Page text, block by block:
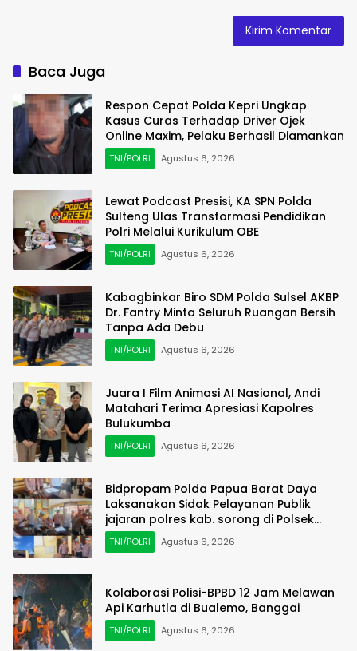
Baca Juga
Respon Cepat Polda Kepri Ungkap
Kasus Curas Terhadap Driver Ojek
Online Maxim, Pelaku Berhasil Diamankan
TNI/POLRI Agustus 6, 2026
Lewat Podcast Presisi, KA SPN Polda
Sulteng Ulas Transformasi Pendidikan
Polri Melalui Kurikulum OBE
TNI/POLRI Agustus 6, 2026
Kabagbinkar Biro SDM Polda Sulsel AKBP
Dr. Fantry Minta Seluruh Ruangan Bersih
Tanpa Ada Debu
TNI/POLRI Agustus 6, 2026
Juara I Film Animasi AI Nasional, Andi
Matahari Terima Apresiasi Kapolres
Bulukumba
TNI/POLRI Agustus 6, 2026
Bidpropam Polda Papua Barat Daya
Laksanakan Sidak Pelayanan Publik
jajaran polres kab. sorong di Polsek
Salawati
TNI/POLRI Agustus 6, 2026
Kolaborasi Polisi-BPBD 12 Jam Melawan
Api Karhutla di Bualemo, Banggai
TNI/POLRI Agustus 6, 2026